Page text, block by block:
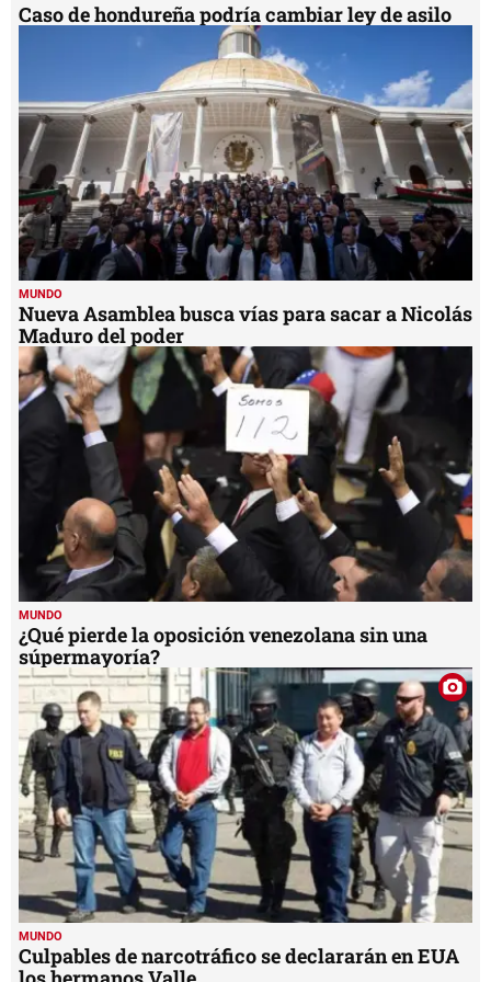
Caso de hondureña podría cambiar ley de asilo
MUNDO
Nueva Asamblea busca vías para sacar a Nicolás
Maduro del poder
MUNDO
¿Qué pierde la oposición venezolana sin una
súpermayoría?
MUNDO
Culpables de narcotráfico se declararán en EUA